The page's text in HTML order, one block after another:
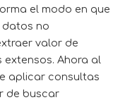
el modo en que
datos no
valor de
Ahora al
aplicar consultas
de buscar